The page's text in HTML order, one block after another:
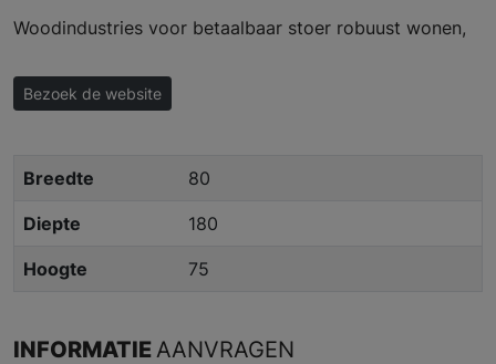
Woodindustries voor betaalbaar stoer robuust wonen,
Bezoek de website
Breedte 80
Diepte 180
Hoogte 75
INFORMATIE AANVRAGEN